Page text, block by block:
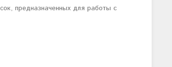
предназначенных для работы с